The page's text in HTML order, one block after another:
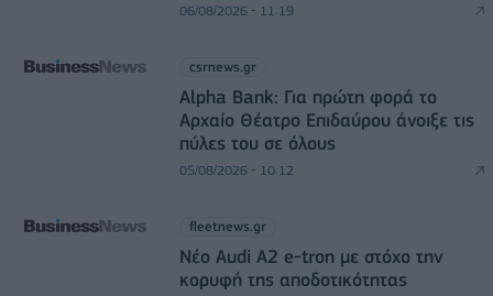
06/08/2026 - 11:19
csrnews.gr
Alpha Bank: Για πρώτη φορά το
Αρχαίο Θέατρο Επιδαύρου άνοιξε τις
πύλες του σε όλους
05/08/2026 - 10:12
fleetnews.gr
Νέο Audi A2 e-tron με στόχο την
κορυφή της αποδοτικότητας